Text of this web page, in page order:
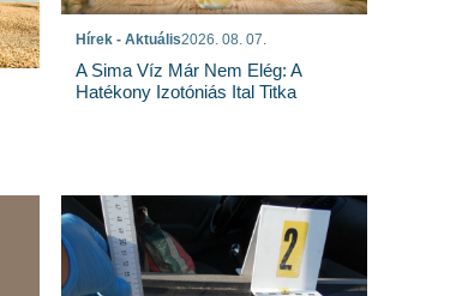
Hírek - Aktuális2026. 08. 07.
A Sima Víz Már Nem Elég: A
Hatékony Izotóniás Ital Titka